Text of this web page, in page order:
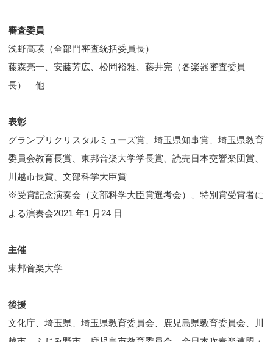
審査委員
浅野高瑛（全部門審査統括委員長）
藤森亮一、安藤芳広、松岡裕雅、藤井完（各楽器審査委員
長） 他
表彰
グランプリクリスタルミューズ賞、埼玉県知事賞、埼玉県教育
委員会教育長賞、東邦音楽大学学長賞、読売日本交響楽団賞、
川越市長賞、文部科学大臣賞
※受賞記念演奏会（文部科学大臣賞選考会）、特別賞受賞者に
よる演奏会2021 年1 月24 日
主催
東邦音楽大学
後援
文化庁、埼玉県、埼玉県教育委員会、鹿児島県教育委員会、川